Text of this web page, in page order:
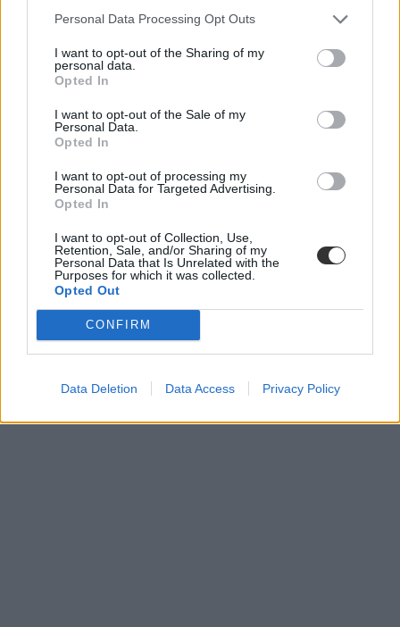
Personal Data Processing Opt Outs
I want to opt-out of the Sharing of my
personal data.
Opted In
I want to opt-out of the Sale of my
Personal Data.
Opted In
I want to opt-out of processing my
Personal Data for Targeted Advertising.
Opted In
I want to opt-out of Collection, Use,
Retention, Sale, and/or Sharing of my
Personal Data that Is Unrelated with the
Purposes for which it was collected.
Opted Out
CONFIRM
Data Deletion Data Access Privacy Policy
Mathias Corvinus Collegium
orbán balázs
magyar péter